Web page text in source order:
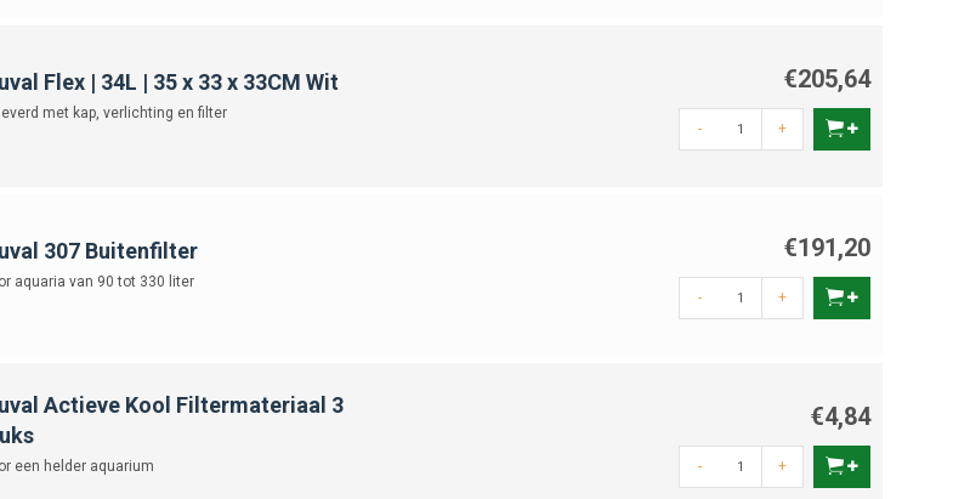
Flex | 34L | 35 x 33 x 33CM Wit
met kap, verlichting en filter
€205,64
- +
307 Buitenfilter
aquaria van 90 tot 330 liter
€191,20
- +
Actieve Kool Filtermateriaal 3
een helder aquarium
€4,84
- +